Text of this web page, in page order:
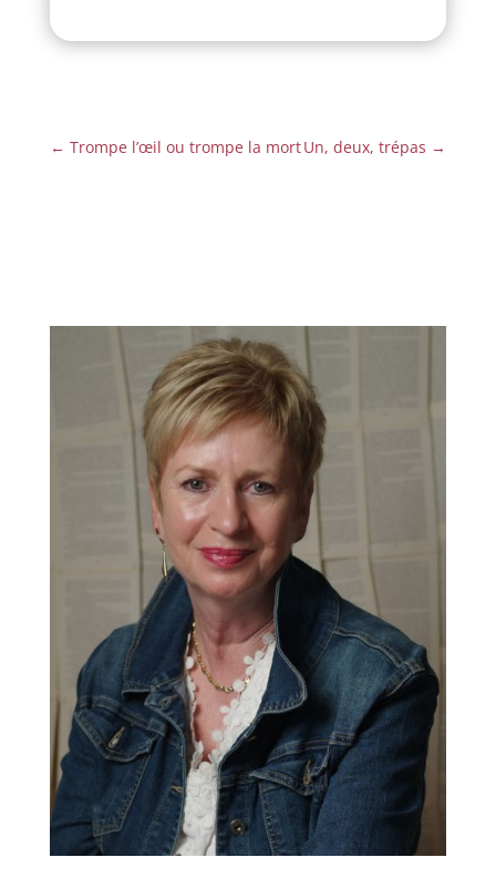
← Trompe l’œil ou trompe la mortUn, deux, trépas →